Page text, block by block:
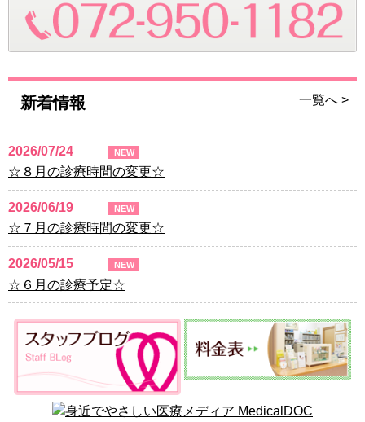
新着情報 一覧へ >
2026/07/24 NEW
☆８月の診療時間の変更☆
2026/06/19 NEW
☆７月の診療時間の変更☆
2026/05/15 NEW
☆６月の診療予定☆